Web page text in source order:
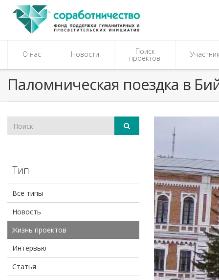
О нас Новости Поиск
проектов
Паломническая поездка в
Тип
Все типы
Новость
Жизнь проектов
Интервью
Статья